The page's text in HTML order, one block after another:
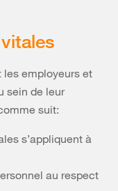
les employeurs et
sein de leur
suit:
s’appliquent à
au respect